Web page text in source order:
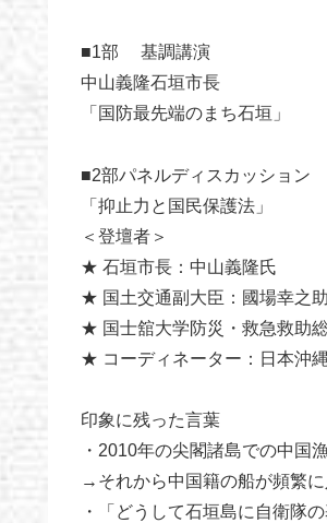
■1部 基調講演
中山義隆石垣市長
「国防最先端のまち石垣」
■2部パネルディスカッション
「抑止力と国民保護法」
＜登壇者＞
★ 石垣市長：中山義隆氏
★ 国土交通副大臣：國場幸之
★ 国士舘大学防災・救急救助
★ コーディネーター：日本沖
印象に残った言葉
・2010年の尖閣諸島での中国
→それから中国籍の船が頻繁
・「どうして石垣島に自衛隊